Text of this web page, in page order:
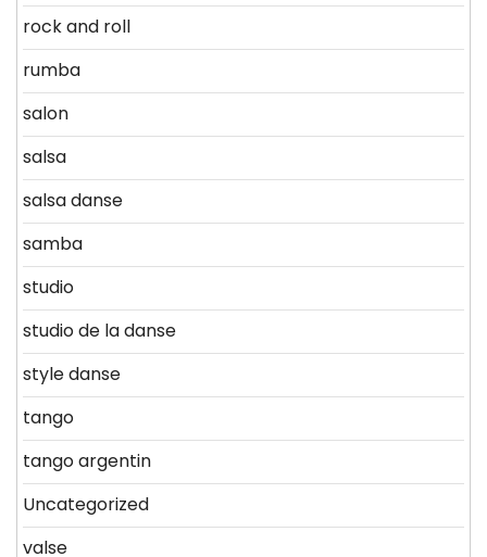
rock and roll
rumba
salon
salsa
salsa danse
samba
studio
studio de la danse
style danse
tango
tango argentin
Uncategorized
valse